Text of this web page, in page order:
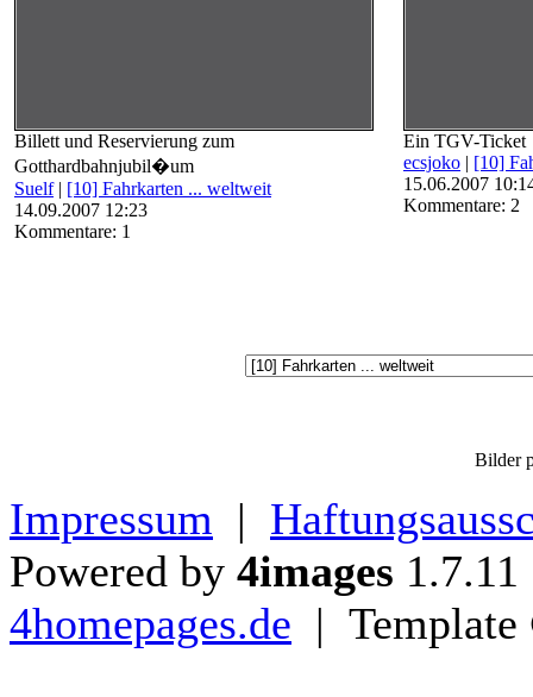
Billett und Reservierung zum
Gotthardbahnjubil�um
Suelf| [10] Fahrkarten ... weltweit
14.09.2007 12:23
Kommentare: 1
Ein TGV-Ticket
ecsjoko | [10]
15.06.2007
Kommentare: 2
Bilder
Impressum |
Powered by 4images
4homepages.de |